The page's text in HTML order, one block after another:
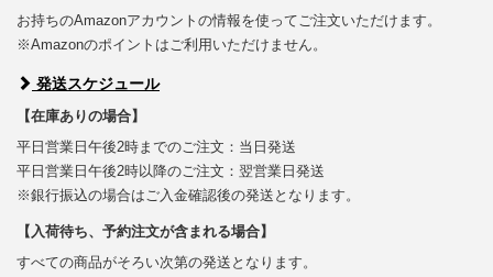
お持ちのAmazonアカウントの情報を使ってご注文いただけます。
※Amazonのポイントはご利用いただけません。
発送スケジュール
【在庫ありの場合】
平日営業日午後2時までのご注文：当日発送
平日営業日午後2時以降のご注文：翌営業日発送
※銀行振込の場合はご入金確認後の発送となります。
【入荷待ち、予約注文が含まれる場合】
すべての商品がそろい次第の発送となります。